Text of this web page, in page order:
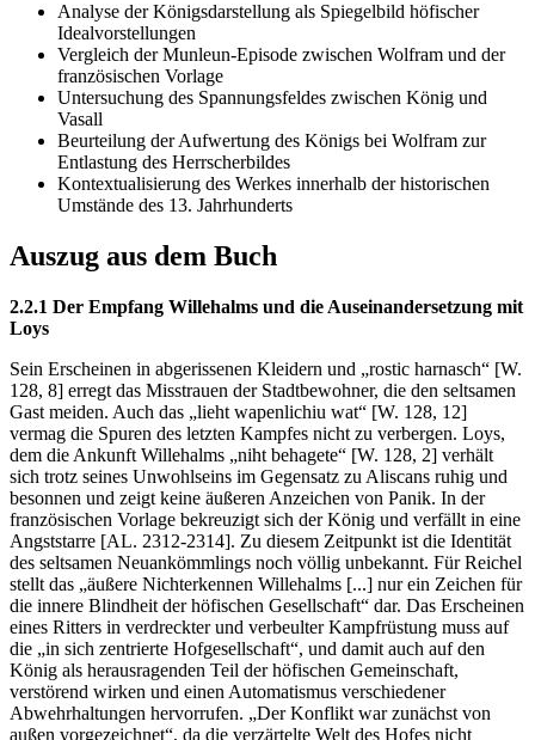
Analyse der Königsdarstellung als Spiegelbild höfischer
Idealvorstellungen
Vergleich der Munleun-Episode zwischen Wolfram und der
französischen Vorlage
Untersuchung des Spannungsfeldes zwischen König und
Vasall
Beurteilung der Aufwertung des Königs bei Wolfram zur
Entlastung des Herrscherbildes
Kontextualisierung des Werkes innerhalb der historischen
Umstände des 13. Jahrhunderts
Auszug aus dem Buch
2.2.1 Der Empfang Willehalms und die Auseinandersetzung mit
Loys
Sein Erscheinen in abgerissenen Kleidern und „rostic harnasch“ [W.
128, 8] erregt das Misstrauen der Stadtbewohner, die den seltsamen
Gast meiden. Auch das „lieht wapenlichiu wat“ [W. 128, 12]
vermag die Spuren des letzten Kampfes nicht zu verbergen. Loys,
dem die Ankunft Willehalms „niht behagete“ [W. 128, 2] verhält
sich trotz seines Unwohlseins im Gegensatz zu Aliscans ruhig und
besonnen und zeigt keine äußeren Anzeichen von Panik. In der
französischen Vorlage bekreuzigt sich der König und verfällt in eine
Angststarre [AL. 2312-2314]. Zu diesem Zeitpunkt ist die Identität
des seltsamen Neuankömmlings noch völlig unbekannt. Für Reichel
stellt das „äußere Nichterkennen Willehalms [...] nur ein Zeichen für
die innere Blindheit der höfischen Gesellschaft“ dar. Das Erscheinen
eines Ritters in verdreckter und verbeulter Kampfrüstung muss auf
die „in sich zentrierte Hofgesellschaft“, und damit auch auf den
König als herausragenden Teil der höfischen Gemeinschaft,
verstörend wirken und einen Automatismus verschiedener
Abwehrhaltungen hervorrufen. „Der Konflikt war zunächst von
außen vorgezeichnet“, da die verzärtelte Welt des Hofes nicht